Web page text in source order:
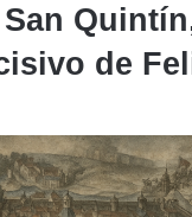
de